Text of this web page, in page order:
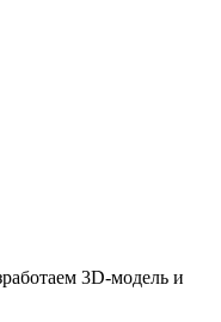
3D-модель и